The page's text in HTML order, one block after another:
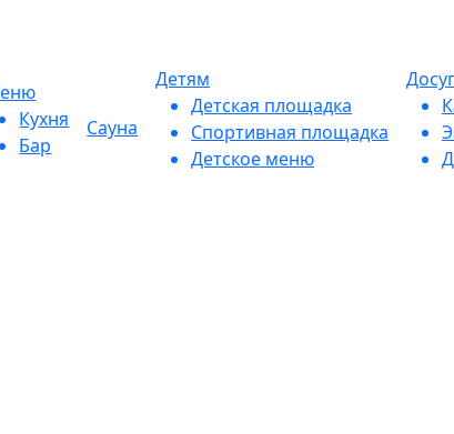
Кухня
Бар
Сауна
Детям
Детская площадка
Спортивная площадка
Детское меню
Досуг